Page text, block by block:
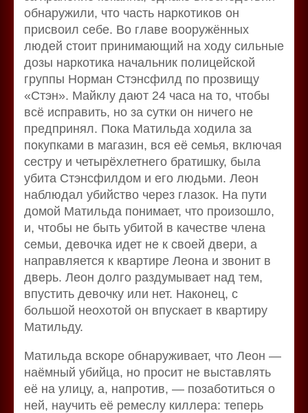
обнаружили, что часть наркотиков он
присвоил себе. Во главе вооружённых
людей стоит принимающий на ходу сильные
дозы наркотика начальник полицейской
группы Норман Стэнсфилд по прозвищу
«Стэн». Майклу дают 24 часа на то, чтобы
всё исправить, но за сутки он ничего не
предпринял. Пока Матильда ходила за
покупками в магазин, вся её семья, включая
сестру и четырёхлетнего братишку, была
убита Стэнсфилдом и его людьми. Леон
наблюдал убийство через глазок. На пути
домой Матильда понимает, что произошло,
и, чтобы не быть убитой в качестве члена
семьи, девочка идет не к своей двери, а
направляется к квартире Леона и звонит в
дверь. Леон долго раздумывает над тем,
впустить девочку или нет. Наконец, с
большой неохотой он впускает в квартиру
Матильду.
Матильда вскоре обнаруживает, что Леон —
наёмный убийца, но просит не выставлять
её на улицу, а, напротив, — позаботиться о
ней, научить её ремеслу киллера: теперь